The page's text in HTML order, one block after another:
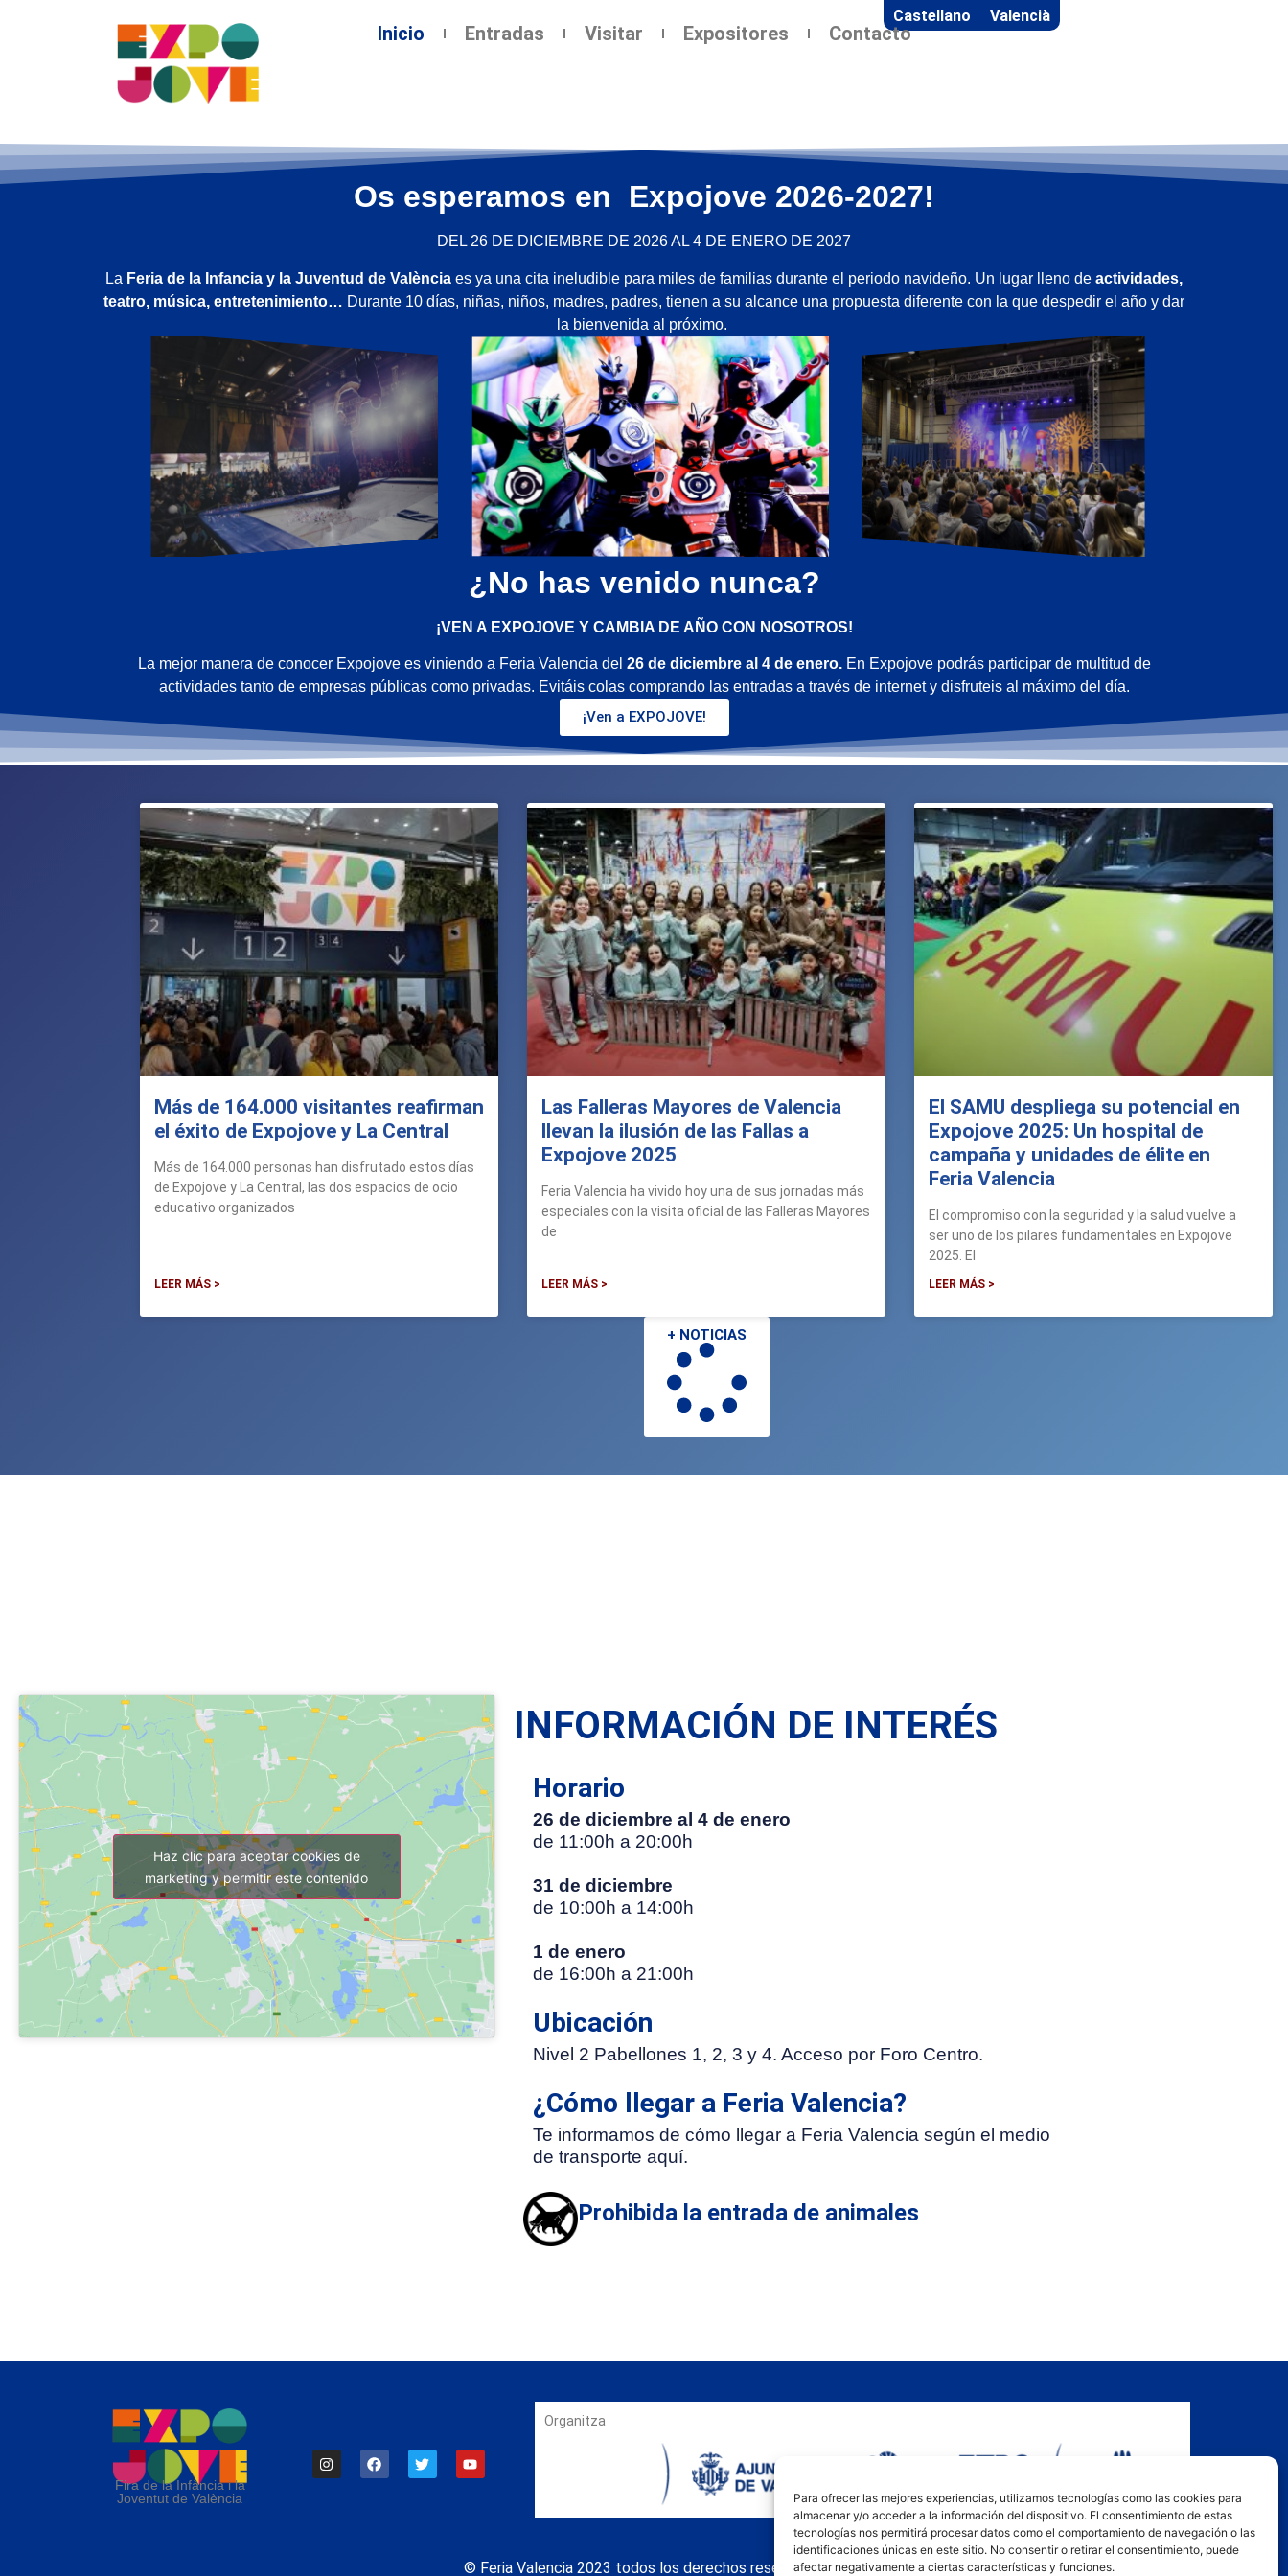
Para ofrecer las mejores experiencias, utilizamos tecnologías como las cookies para
almacenar y/o acceder a la información del dispositivo. El consentimiento de estas
tecnologías nos permitirá procesar datos como el comportamiento de navegación o las
identificaciones únicas en este sitio. No consentir o retirar el consentimiento, puede
afectar negativamente a ciertas características y funciones.
Castellano Valencià
Inicio Entradas Visitar Expositores Contacto
Os esperamos en Expojove 2026-2027!
DEL 26 DE DICIEMBRE DE 2026 AL 4 DE ENERO DE 2027
La Feria de la Infancia y la Juventud de València es ya una cita ineludible para miles de familias durante el periodo navideño. Un lugar lleno de actividades,
teatro, música, entretenimiento… Durante 10 días, niñas, niños, madres, padres, tienen a su alcance una propuesta diferente con la que despedir el año y dar
la bienvenida al próximo.
¿No has venido nunca?
¡VEN A EXPOJOVE Y CAMBIA DE AÑO CON NOSOTROS!
La mejor manera de conocer Expojove es viniendo a Feria Valencia del 26 de diciembre al 4 de enero.En Expojove podrás participar de multitud de
actividades tanto de empresas públicas como privadas. Evitáis colas comprando las entradas a través de internet y disfruteis al máximo del día.
¡Ven a EXPOJOVE!
Más de 164.000 visitantes reafirman
el éxito de Expojove y La Central
Más de 164.000 personas han disfrutado estos días
de Expojove y La Central, las dos espacios de ocio
educativo organizados
LEER MÁS >
Las Falleras Mayores de Valencia
llevan la ilusión de las Fallas a
Expojove 2025
Feria Valencia ha vivido hoy una de sus jornadas más
especiales con la visita oficial de las Falleras Mayores
de
LEER MÁS >
El SAMU despliega su potencial en
Expojove 2025: Un hospital de
campaña y unidades de élite en
Feria Valencia
El compromiso con la seguridad y la salud vuelve a
ser uno de los pilares fundamentales en Expojove
2025. El
LEER MÁS >
+ NOTICIAS
Haz clic para aceptar cookies de
marketing y permitir este contenido
INFORMACIÓN DE INTERÉS
Horario
26 de diciembre al 4 de enero
de 11:00h a 20:00h
31 de diciembre
de 10:00h a 14:00h
1 de enero
de 16:00h a 21:00h
Ubicación
Nivel 2 Pabellones 1, 2, 3 y 4. Acceso por Foro Centro.
¿Cómo llegar a Feria Valencia?
Te informamos de cómo llegar a Feria Valencia según el medio
de transporte aquí.
Prohibida la entrada de animales
Fira de la Infància i la
Joventut de València
Organitza
© Feria Valencia 2023 todos los derechos reservados